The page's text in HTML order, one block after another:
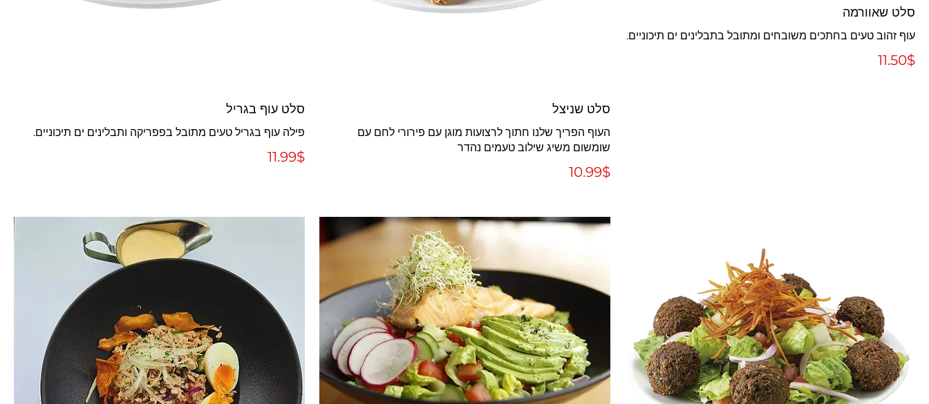
סלט שאוורמה
עוף זהוב טעים בחתכים משובחים ומתובל בתבלינים ים תיכוניים.
‏11.50 ‏$
סלט שניצל
העוף הפריך שלנו חתוך לרצועות מוגן עם פירורי לחם עם
שומשום משיג שילוב טעמים נהדר
‏10.99 ‏$
סלט עוף בגריל
פילה עוף בגריל טעים מתובל בפפריקה ותבלינים ים תיכוניים.
‏11.99 ‏$